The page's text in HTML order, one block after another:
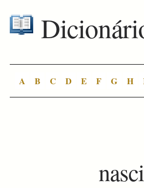
A B C D E F G H